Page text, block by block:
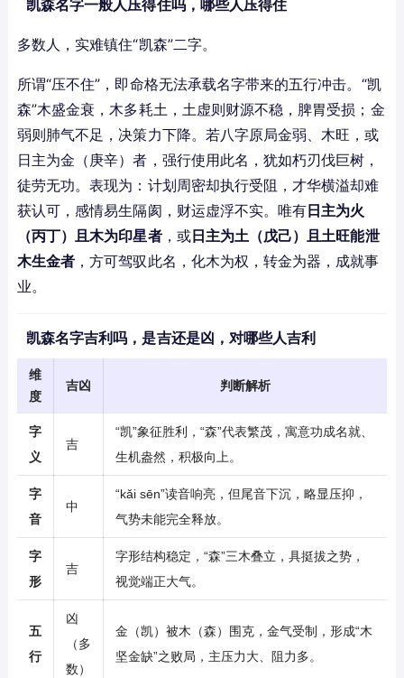
凯森名字一般人压得住吗，哪些人压得住
多数人，实难镇住“凯森”二字。
所谓“压不住”，即命格无法承载名字带来的五行冲击。“凯
森”木盛金衰，木多耗土，土虚则财源不稳，脾胃受损；金
弱则肺气不足，决策力下降。若八字原局金弱、木旺，或
日主为金（庚辛）者，强行使用此名，犹如朽刃伐巨树，
徒劳无功。表现为：计划周密却执行受阻，才华横溢却难
获认可，感情易生隔阂，财运虚浮不实。唯有日主为火
（丙丁）且木为印星者，或日主为土（戊己）且土旺能泄
木生金者 ，方可驾驭此名，化木为权，转金为器，成就事
业。
凯森名字吉利吗，是吉还是凶，对哪些人吉利
维
度
吉凶 判断解析
字
义
吉
“凯”象征胜利，“森”代表繁茂，寓意功成名就、
生机盎然，积极向上。
字
音
中
“kǎi sēn”读音响亮，但尾音下沉，略显压抑，
气势未能完全释放。
字
形
吉
字形结构稳定，“森”三木叠立，具挺拔之势，
视觉端正大气。
五
行
凶
（多
数）
金（凯）被木（森）围克，金气受制，形成“木
坚金缺”之败局，主压力大、阻力多。